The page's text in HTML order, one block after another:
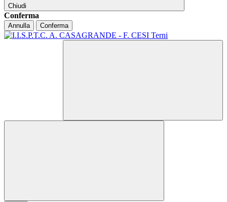
Chiudi
Conferma
Annulla Conferma